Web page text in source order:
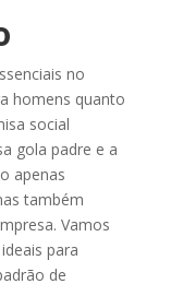
no
homens quanto
social
gola padre e a
apenas
também
Vamos
para
de